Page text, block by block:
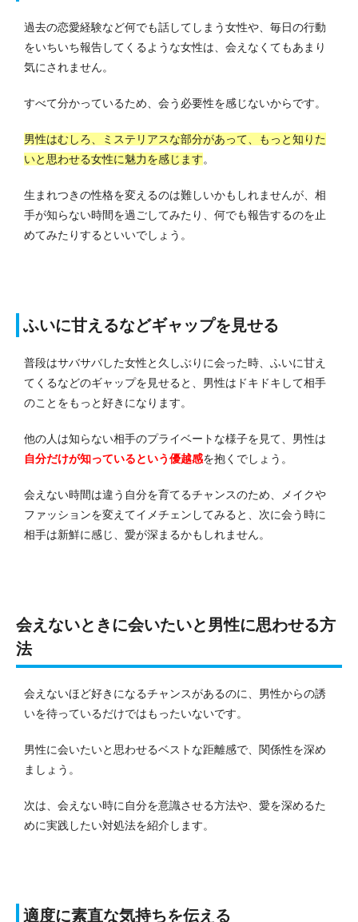
過去の恋愛経験など何でも話してしまう女性や、毎日の行動
をいちいち報告してくるような女性は、会えなくてもあまり
気にされません。
すべて分かっているため、会う必要性を感じないからです。
男性はむしろ、ミステリアスな部分があって、もっと知りた
いと思わせる女性に魅力を感じます。
生まれつきの性格を変えるのは難しいかもしれませんが、相
手が知らない時間を過ごしてみたり、何でも報告するのを止
めてみたりするといいでしょう。
ふいに甘えるなどギャップを見せる
普段はサバサバした女性と久しぶりに会った時、ふいに甘え
てくるなどのギャップを見せると、男性はドキドキして相手
のことをもっと好きになります。
他の人は知らない相手のプライベートな様子を見て、男性は
自分だけが知っているという優越感を抱くでしょう。
会えない時間は違う自分を育てるチャンスのため、メイクや
ファッションを変えてイメチェンしてみると、次に会う時に
相手は新鮮に感じ、愛が深まるかもしれません。
会えないときに会いたいと男性に思わせる方
法
会えないほど好きになるチャンスがあるのに、男性からの誘
いを待っているだけではもったいないです。
男性に会いたいと思わせるベストな距離感で、関係性を深め
ましょう。
次は、会えない時に自分を意識させる方法や、愛を深めるた
めに実践したい対処法を紹介します。
適度に素直な気持ちを伝える